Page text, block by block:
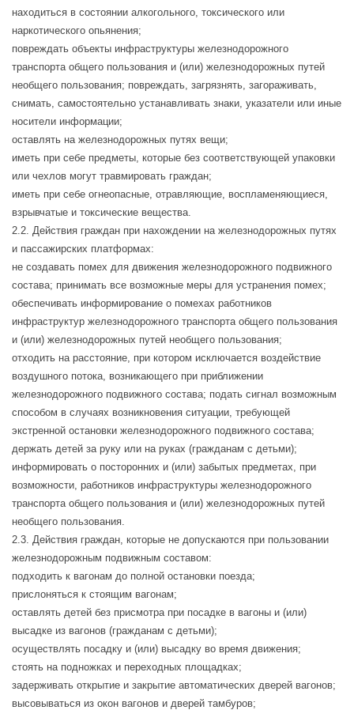
находиться в состоянии алкогольного, токсического или
наркотического опьянения;
повреждать объекты инфраструктуры железнодорожного
транспорта общего пользования и (или) железнодорожных путей
необщего пользования; повреждать, загрязнять, загораживать,
снимать, самостоятельно устанавливать знаки, указатели или иные
носители информации;
оставлять на железнодорожных путях вещи;
иметь при себе предметы, которые без соответствующей упаковки
или чехлов могут травмировать граждан;
иметь при себе огнеопасные, отравляющие, воспламеняющиеся,
взрывчатые и токсические вещества.
2.2. Действия граждан при нахождении на железнодорожных путях
и пассажирских платформах:
не создавать помех для движения железнодорожного подвижного
состава; принимать все возможные меры для устранения помех;
обеспечивать информирование о помехах работников
инфраструктур железнодорожного транспорта общего пользования
и (или) железнодорожных путей необщего пользования;
отходить на расстояние, при котором исключается воздействие
воздушного потока, возникающего при приближении
железнодорожного подвижного состава; подать сигнал возможным
способом в случаях возникновения ситуации, требующей
экстренной остановки железнодорожного подвижного состава;
держать детей за руку или на руках (гражданам с детьми);
информировать о посторонних и (или) забытых предметах, при
возможности, работников инфраструктуры железнодорожного
транспорта общего пользования и (или) железнодорожных путей
необщего пользования.
2.3. Действия граждан, которые не допускаются при пользовании
железнодорожным подвижным составом:
подходить к вагонам до полной остановки поезда;
прислоняться к стоящим вагонам;
оставлять детей без присмотра при посадке в вагоны и (или)
высадке из вагонов (гражданам с детьми);
осуществлять посадку и (или) высадку во время движения;
стоять на подножках и переходных площадках;
задерживать открытие и закрытие автоматических дверей вагонов;
высовываться из окон вагонов и дверей тамбуров;